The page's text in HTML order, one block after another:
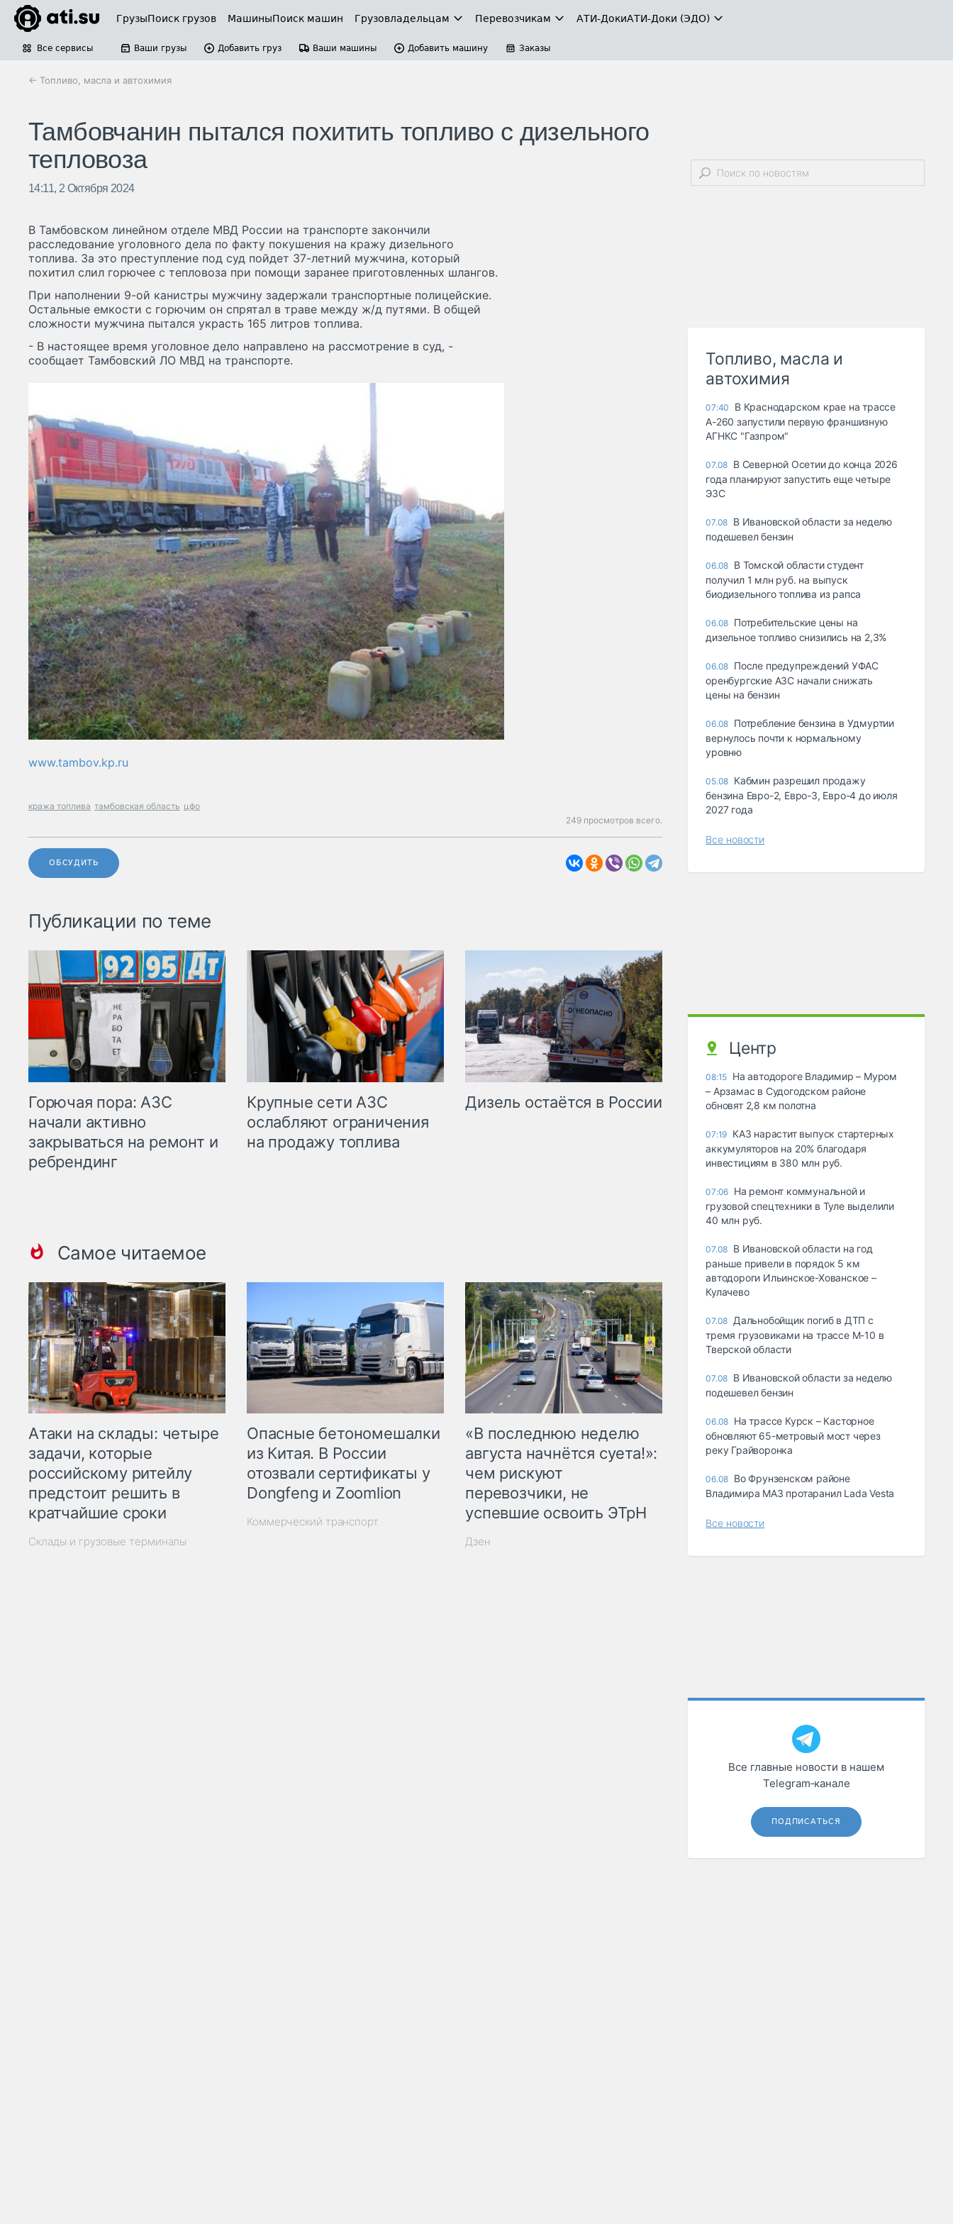
ГрузыПоиск грузов МашиныПоиск машин Грузовладельцам Перевозчикам АТИ-ДокиАТИ-Доки (ЭДО)
Все сервисы Ваши грузы Добавить груз Ваши машины Добавить машину Заказы
← Топливо, масла и автохимия
Тамбовчанин пытался похитить топливо с дизельного
тепловоза
14:11, 2 Октября 2024
В Тамбовском линейном отделе МВД России на транспорте закончили
расследование уголовного дела по факту покушения на кражу дизельного
топлива. За это преступление под суд пойдет 37-летний мужчина, который
похитил слил горючее с тепловоза при помощи заранее приготовленных шлангов.
При наполнении 9-ой канистры мужчину задержали транспортные полицейские.
Остальные емкости с горючим он спрятал в траве между ж/д путями. В общей
сложности мужчина пытался украсть 165 литров топлива.
- В настоящее время уголовное дело направлено на рассмотрение в суд, -
сообщает Тамбовский ЛО МВД на транспорте.
www.tambov.kp.ru
кража топлива тамбовская область цфо
249 просмотров всего.
ОБСУДИТЬ
Публикации по теме
Горючая пора: АЗС
начали активно
закрываться на ремонт и
ребрендинг
Крупные сети АЗС
ослабляют ограничения
на продажу топлива
Дизель остаётся в России
Самое читаемое
Атаки на склады: четыре
задачи, которые
российскому ритейлу
предстоит решить в
кратчайшие сроки
Склады и грузовые терминалы
Опасные бетономешалки
из Китая. В России
отозвали сертификаты у
Dongfeng и Zoomlion
Коммерческий транспорт
«В последнюю неделю
августа начнётся суета!»:
чем рискуют
перевозчики, не
успевшие освоить ЭТрН
Дзен
Топливо, масла и
автохимия
07:40
В Краснодарском крае на трассе
А-260 запустили первую франшизную
АГНКС "Газпром"
07.08 В Северной Осетии до конца 2026
года планируют запустить еще четыре
ЭЗС
07.08 В Ивановской области за неделю
подешевел бензин
06.08 В Томской области студент
получил 1 млн руб. на выпуск
биодизельного топлива из рапса
06.08 Потребительские цены на
дизельное топливо снизились на 2,3%
06.08 После предупреждений УФАС
оренбургские АЗС начали снижать
цены на бензин
06.08 Потребление бензина в Удмуртии
вернулось почти к нормальному
уровню
05.08 Кабмин разрешил продажу
бензина Евро-2, Евро-3, Евро-4 до июля
2027 года
Все новости
Центр
08:15 На автодороге Владимир – Муром
– Арзамас в Судогодском районе
обновят 2,8 км полотна
07:19 КАЗ нарастит выпуск стартерных
аккумуляторов на 20% благодаря
инвестициям в 380 млн руб.
07:06 На ремонт коммунальной и
грузовой спецтехники в Туле выделили
40 млн руб.
07.08 В Ивановской области на год
раньше привели в порядок 5 км
автодороги Ильинское-Хованское –
Кулачево
07.08 Дальнобойщик погиб в ДТП с
тремя грузовиками на трассе М-10 в
Тверской области
07.08 В Ивановской области за неделю
подешевел бензин
06.08 На трассе Курск – Касторное
обновляют 65-метровый мост через
реку Грайворонка
06.08 Во Фрунзенском районе
Владимира МАЗ протаранил Lada Vesta
Все новости
Все главные новости в нашем
Telegram‑канале
ПОДПИСАТЬСЯ